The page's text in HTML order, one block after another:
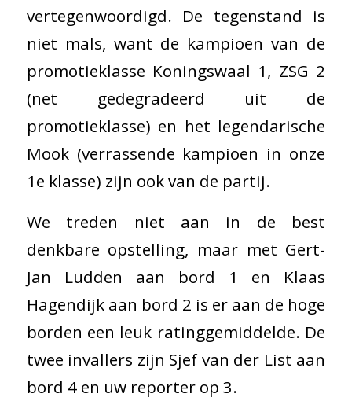
vertegenwoordigd. De tegenstand is
niet mals, want de kampioen van de
promotieklasse Koningswaal 1, ZSG 2
(net gedegradeerd uit de
promotieklasse) en het legendarische
Mook (verrassende kampioen in onze
1e klasse) zijn ook van de partij.
We treden niet aan in de best
denkbare opstelling, maar met Gert-
Jan Ludden aan bord 1 en Klaas
Hagendijk aan bord 2 is er aan de hoge
borden een leuk ratinggemiddelde. De
twee invallers zijn Sjef van der List aan
bord 4 en uw reporter op 3.